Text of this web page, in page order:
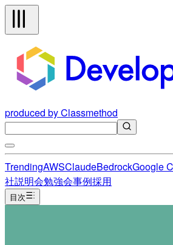
produced by Classmethod
TrendingAWSClaudeBedrockGoogle
社説明会勉強会事例採用
目次